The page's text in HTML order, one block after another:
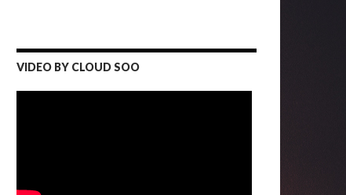
VIDEO BY CLOUD SOO